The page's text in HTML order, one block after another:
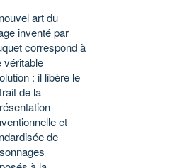
art du
inventé par
correspond à
véritable
: il libère le
de la
et
de